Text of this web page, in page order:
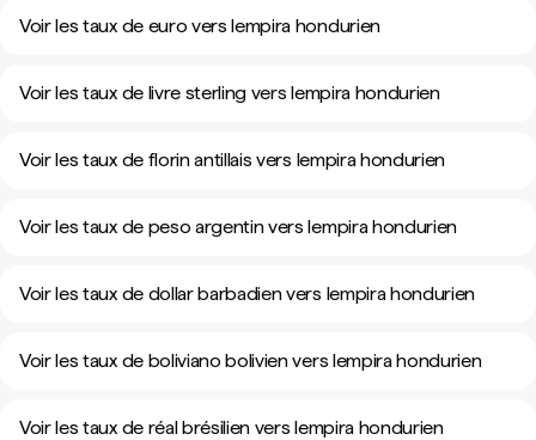
Voir les taux de euro vers lempira hondurien
Voir les taux de livre sterling vers lempira hondurien
Voir les taux de florin antillais vers lempira hondurien
Voir les taux de peso argentin vers lempira hondurien
Voir les taux de dollar barbadien vers lempira hondurien
Voir les taux de boliviano bolivien vers lempira hondurien
Voir les taux de réal brésilien vers lempira hondurien